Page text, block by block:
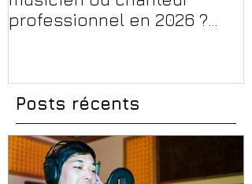
professionnel en 2026 ?
Posts récents